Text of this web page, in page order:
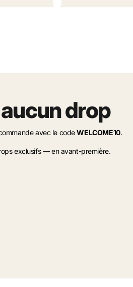
drop
avec le codeWELCOME10.
exclusifs — en avant-première.